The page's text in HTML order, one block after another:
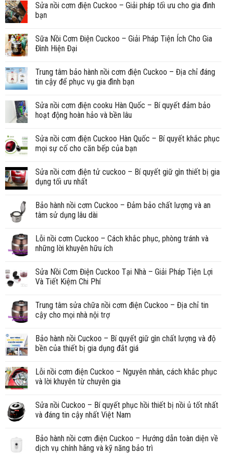
Sửa nồi cơm điện Cuckoo – Giải pháp tối ưu cho gia đình
bạn
Sữa Nồi Cơm Điện Cuckoo – Giải Pháp Tiện Ích Cho Gia
Đình Hiện Đại
Trung tâm bảo hành nồi cơm điện Cuckoo – Địa chỉ đáng
tin cậy để phục vụ gia đình bạn
Sửa nồi cơm điện cooku Hàn Quốc – Bí quyết đảm bảo
hoạt động hoàn hảo và bền lâu
Sửa nồi cơm điện Cuckoo Hàn Quốc – Bí quyết khắc phục
mọi sự cố cho căn bếp của bạn
Sửa nồi cơm điện tử cuckoo – Bí quyết giữ gìn thiết bị gia
dụng tối ưu nhất
Bảo hành nồi cơm Cuckoo – Đảm bảo chất lượng và an
tâm sử dụng lâu dài
Lỗi nồi cơm Cuckoo – Cách khắc phục, phòng tránh và
những lời khuyên hữu ích
Sửa Nồi Cơm Điện Cuckoo Tại Nhà – Giải Pháp Tiện Lợi
Và Tiết Kiệm Chi Phí
Trung tâm sửa chữa nồi cơm điện Cuckoo – Địa chỉ tin
cậy cho mọi nhà nội trợ
Bảo hành nồi Cuckoo – Bí quyết giữ gìn chất lượng và độ
bền của thiết bị gia dụng đắt giá
Lỗi nồi cơm điện Cuckoo – Nguyên nhân, cách khắc phục
và lời khuyên từ chuyên gia
Sửa nồi Cuckoo – Bí quyết phục hồi thiết bị nồi ủ tốt nhất
và đáng tin cậy nhất Việt Nam
Bảo hành nồi cơm điện Cuckoo – Hướng dẫn toàn diện về
dịch vụ chính hãng và kỹ năng bảo trì